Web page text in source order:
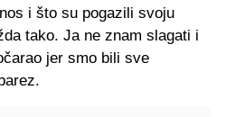
i što su pogazili svoju
tako. Ja ne znam slagati i
jer smo bili sve